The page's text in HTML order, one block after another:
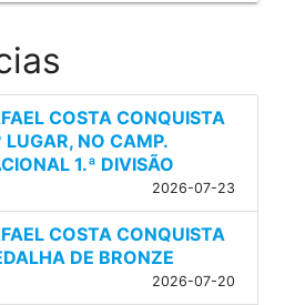
COSTA CONQUISTA
LUGAR, NO CAMP.
1.ª DIVISÃO
2026-07-23
COSTA CONQUISTA
DE BRONZE
2026-07-20